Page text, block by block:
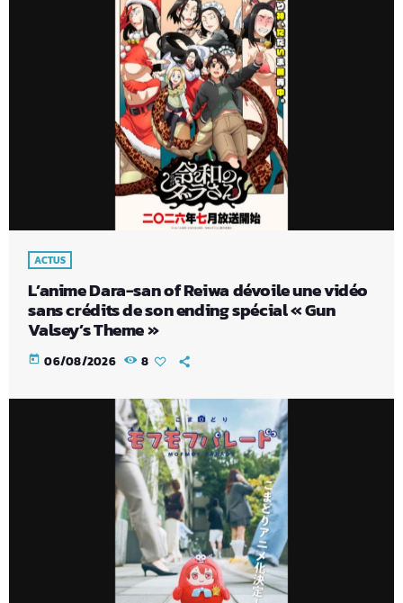
ACTUS
L’anime Dara-san of Reiwa dévoile une vidéo
sans crédits de son ending spécial « Gun
Valsey’s Theme »
today 06/08/2026 8